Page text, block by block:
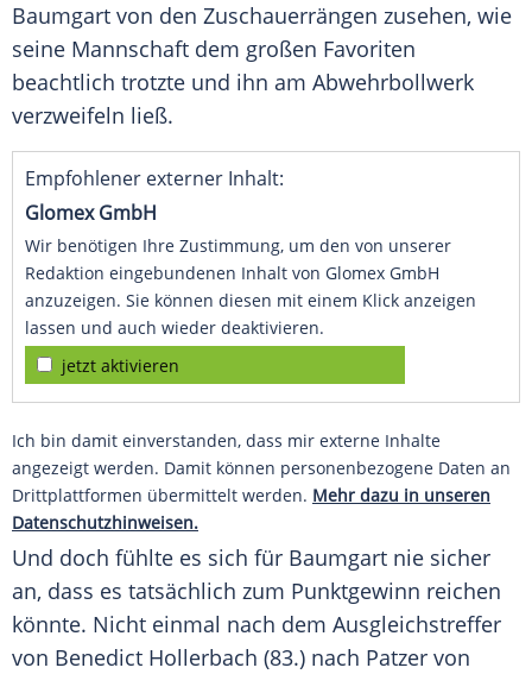
Baumgart von den Zuschauerrängen zusehen, wie
seine Mannschaft dem großen Favoriten
beachtlich trotzte und ihn am Abwehrbollwerk
verzweifeln ließ.
Empfohlener externer Inhalt:
Glomex GmbH
Wir benötigen Ihre Zustimmung, um den von unserer
Redaktion eingebundenen Inhalt von Glomex GmbH
anzuzeigen. Sie können diesen mit einem Klick anzeigen
lassen und auch wieder deaktivieren.
jetzt aktivieren
Ich bin damit einverstanden, dass mir externe Inhalte
angezeigt werden. Damit können personenbezogene Daten an
Drittplattformen übermittelt werden. Mehr dazu in unseren
Datenschutzhinweisen.
Und doch fühlte es sich für Baumgart nie sicher
an, dass es tatsächlich zum Punktgewinn reichen
könnte. Nicht einmal nach dem Ausgleichstreffer
von Benedict Hollerbach (83.) nach Patzer von